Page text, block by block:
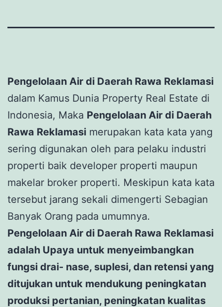
Pengelolaan Air di Daerah Rawa Reklamasi
dalam Kamus Dunia Property Real Estate di
Indonesia, Maka Pengelolaan Air di Daerah
Rawa Reklamasi merupakan kata kata yang
sering digunakan oleh para pelaku industri
properti baik developer properti maupun
makelar broker properti. Meskipun kata kata
tersebut jarang sekali dimengerti Sebagian
Banyak Orang pada umumnya.
Pengelolaan Air di Daerah Rawa Reklamasi
adalah Upaya untuk menyeimbangkan
fungsi drai- nase, suplesi, dan retensi yang
ditujukan untuk mendukung peningkatan
produksi pertanian, peningkatan kualitas